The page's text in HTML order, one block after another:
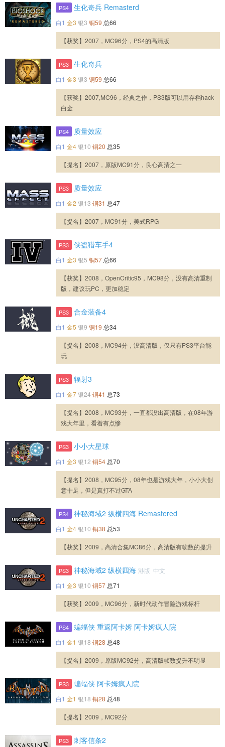
PS4 生化奇兵 Remasterd
白1 金3 银3 铜59 总66
【获奖】2007，MC96分，PS4的高清版
PS3 生化奇兵
白1 金3 银3 铜59 总66
【获奖】2007,MC96，经典之作，PS3版可以用存档hack
白金
PS4 质量效应
白1 金4银10 铜20 总35
【提名】2007，原版MC91分，良心高清之一
PS3 质量效应
白1 金2 银13 铜31 总47
【提名】2007，MC91分，美式RPG
PS3 侠盗猎车手4
白1 金3 银5 铜57 总66
【获奖】2008，OpenCritic95，MC98分，没有高清重制
版，建议玩PC，更加稳定
PS3 合金装备4
白1 金5 银9 铜19 总34
【提名】2008，MC94分，没高清版，仅只有PS3平台能
玩
PS3 辐射3
白1 金7银24 铜41 总73
【提名】2008，MC93分，一直都没出高清版，在08年游
戏大年里，看着有点惨
PS3 小小大星球
白1 金3 银12 铜54 总70
【提名】2008，MC95分，08年也是游戏大年，小小大创
意十足，但是真打不过GTA
PS4 神秘海域2 纵横四海 Remastered
白1 金4银10 铜38 总53
【获奖】2009，高清合集MC86分，高清版有帧数的提升
PS3 神秘海域2 纵横四海 港版 中文
白1 金3 银10 铜57 总71
【获奖】2009，MC96分，新时代动作冒险游戏标杆
PS4 蝙蝠侠 重返阿卡姆 阿卡姆疯人院
白1 金1 银18 铜28 总48
【提名】2009，原版MC92分，高清版帧数提升不明显
PS3 蝙蝠侠 阿卡姆疯人院
白1 金1 银18 铜28 总48
【提名】2009，MC92分
PS3 刺客信条2